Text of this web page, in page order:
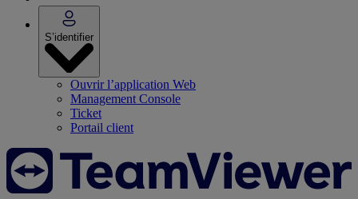
S’identifier
Ouvrir l’application Web
Management Console
Ticket
Portail client